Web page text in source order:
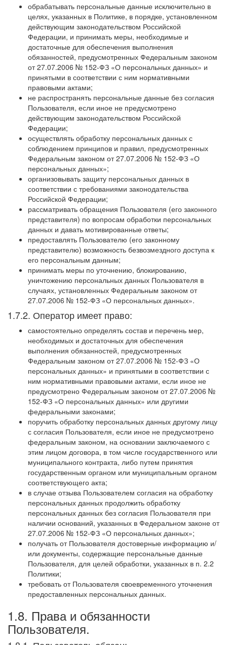
обрабатывать персональные данные исключительно в
целях, указанных в Политике, в порядке, установленном
действующим законодательством Российской
Федерации, и принимать меры, необходимые и
достаточные для обеспечения выполнения
обязанностей, предусмотренных Федеральным законом
от 27.07.2006 № 152-ФЗ «О персональных данных» и
принятыми в соответствии с ним нормативными
правовыми актами;
не распространять персональные данные без согласия
Пользователя, если иное не предусмотрено
действующим законодательством Российской
Федерации;
осуществлять обработку персональных данных с
соблюдением принципов и правил, предусмотренных
Федеральным законом от 27.07.2006 № 152-ФЗ «О
персональных данных»;
организовывать защиту персональных данных в
соответствии с требованиями законодательства
Российской Федерации;
рассматривать обращения Пользователя (его законного
представителя) по вопросам обработки персональных
данных и давать мотивированные ответы;
предоставлять Пользователю (его законному
представителю) возможность безвозмездного доступа к
его персональным данным;
принимать меры по уточнению, блокированию,
уничтожению персональных данных Пользователя в
случаях, установленных Федеральным законом от
27.07.2006 № 152-ФЗ «О персональных данных».
1.7.2. Оператор имеет право:
самостоятельно определять состав и перечень мер,
необходимых и достаточных для обеспечения
выполнения обязанностей, предусмотренных
Федеральным законом от 27.07.2006 № 152-ФЗ «О
персональных данных» и принятыми в соответствии с
ним нормативными правовыми актами, если иное не
предусмотрено Федеральным законом от 27.07.2006 №
152-ФЗ «О персональных данных» или другими
федеральными законами;
поручить обработку персональных данных другому лицу
с согласия Пользователя, если иное не предусмотрено
федеральным законом, на основании заключаемого с
этим лицом договора, в том числе государственного или
муниципального контракта, либо путем принятия
государственным органом или муниципальным органом
соответствующего акта;
в случае отзыва Пользователем согласия на обработку
персональных данных продолжить обработку
персональных данных без согласия Пользователя при
наличии оснований, указанных в Федеральном законе от
27.07.2006 № 152-ФЗ «О персональных данных»;
получать от Пользователя достоверные информацию и/
или документы, содержащие персональные данные
Пользователя, для целей обработки, указанных в п. 2.2
Политики;
требовать от Пользователя своевременного уточнения
предоставленных персональных данных.
1.8. Права и обязанности
Пользователя.